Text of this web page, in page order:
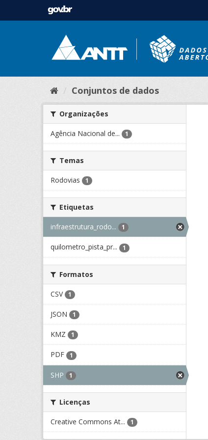
Conjuntos de dados
Organizações
Agência Nacional de... 1
Temas
Rodovias 1
Etiquetas
infraestrutura_rodo... 1
quilometro_pista_pr... 1
Formatos
CSV 1
JSON 1
KMZ 1
PDF 1
SHP 1
Licenças
Creative Commons At... 1